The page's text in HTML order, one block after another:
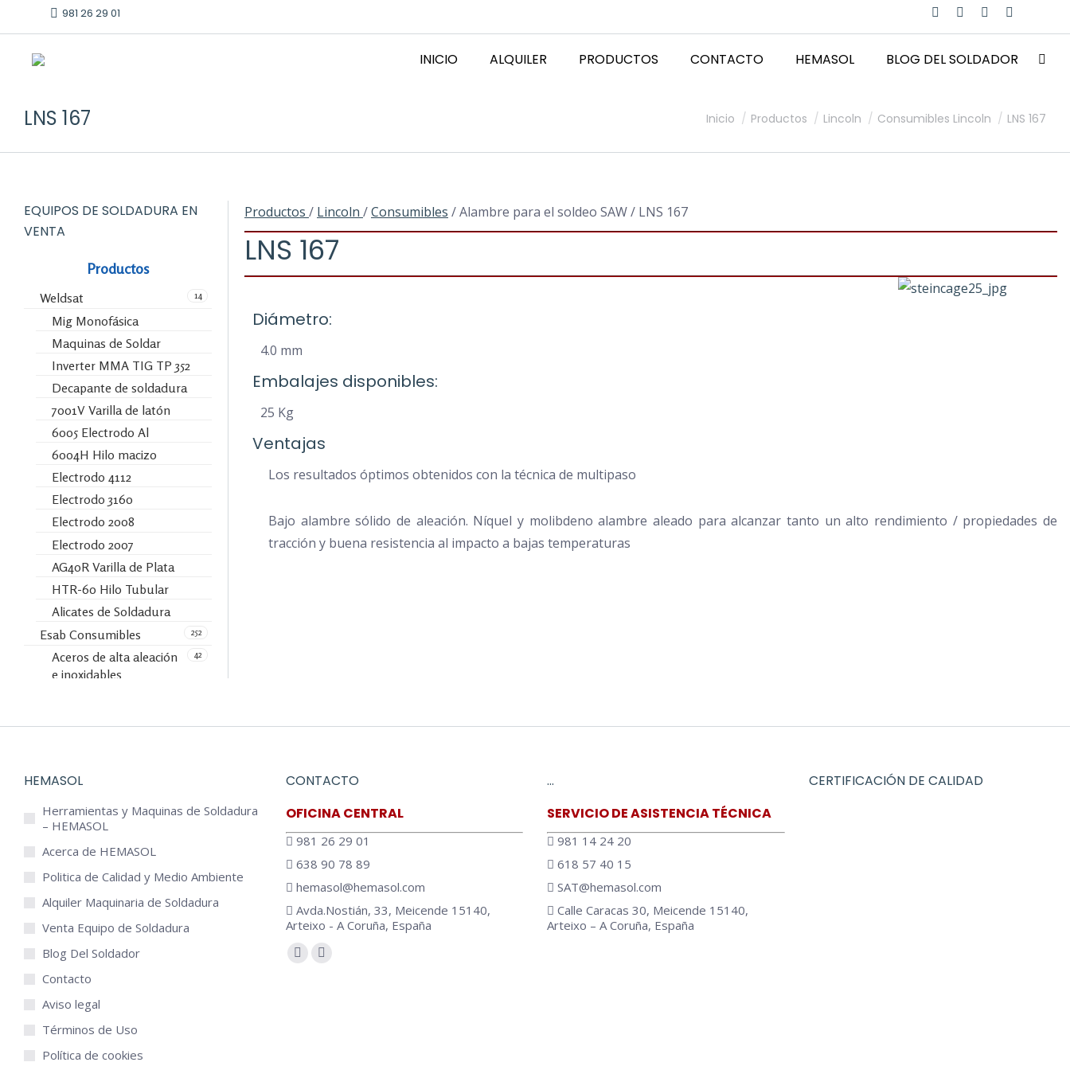
981 26 29 01
INICIO ALQUILER PRODUCTOS CONTACTO HEMASOL BLOG DEL SOLDADOR
LNS 167 Estás aquí:
Inicio Productos Lincoln Consumibles Lincoln LNS 167
Productos / Lincoln /Consumibles / Alambre para el soldeo SAW / LNS 167
LNS 167
Diámetro:
4.0 mm
Embalajes disponibles:
25 Kg
Ventajas
Los resultados óptimos obtenidos con la técnica de multipaso
Bajo alambre sólido de aleación. Níquel y molibdeno alambre aleado para alcanzar tanto un alto rendimiento / propiedades de
tracción y buena resistencia al impacto a bajas temperaturas
EQUIPOS DE SOLDADURA EN
VENTA
Productos
14
Weldsat
Mig Monofásica
Maquinas de Soldar
Inverter MMA TIG TP 352
Decapante de soldadura
7001V Varilla de latón
6005 Electrodo Al
6004H Hilo macizo
Electrodo 4112
Electrodo 3160
Electrodo 2008
Electrodo 2007
AG40R Varilla de Plata
HTR-60 Hilo Tubular
Alicates de Soldadura
252
Esab Consumibles
42
Aceros de alta aleación
e inoxidables
TIG
Soldadura MIG MAG
OK Autrod 16.95
tubulares con protección
de gas FCAW
FCAW
OK Tubrod 15.30 – FCAW
OK Tubrod 15.31 – FCAW
OK Autrod 15.34 – FCAW
OK Autrod 15.37 – FCAW
con electrodos MMA-
SMAW
HEMASOL
Herramientas y Maquinas de Soldadura
– HEMASOL
Acerca de HEMASOL
Politica de Calidad y Medio Ambiente
Alquiler Maquinaria de Soldadura
Venta Equipo de Soldadura
Blog Del Soldador
Contacto
Aviso legal
Términos de Uso
Política de cookies
CONTACTO
OFICINA CENTRAL
981 26 29 01
638 90 78 89
hemasol@hemasol.com
Avda.Nostián, 33, Meicende 15140,
Arteixo - A Coruña, España
Encuéntranos en:
…
SERVICIO DE ASISTENCIA TÉCNICA
981 14 24 20
618 57 40 15
SAT@hemasol.com
Calle Caracas 30, Meicende 15140,
Arteixo – A Coruña, España
CERTIFICACIÓN DE CALIDAD